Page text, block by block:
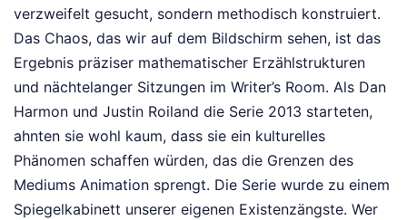
verzweifelt gesucht, sondern methodisch konstruiert.
Das Chaos, das wir auf dem Bildschirm sehen, ist das
Ergebnis präziser mathematischer Erzählstrukturen
und nächtelanger Sitzungen im Writer’s Room. Als Dan
Harmon und Justin Roiland die Serie 2013 starteten,
ahnten sie wohl kaum, dass sie ein kulturelles
Phänomen schaffen würden, das die Grenzen des
Mediums Animation sprengt. Die Serie wurde zu einem
Spiegelkabinett unserer eigenen Existenzängste. Wer